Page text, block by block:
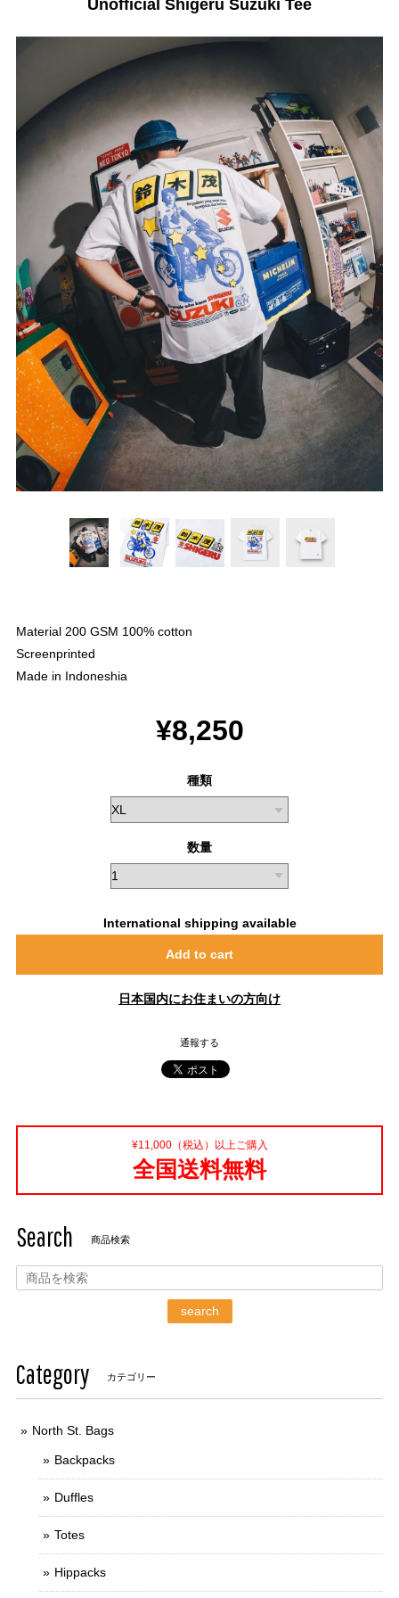
Unofficial Shigeru Suzuki Tee
Material 200 GSM 100% cotton
Screenprinted
Made in Indoneshia
¥8,250
種類
数量
International shipping available
Add to cart
日本国内にお住まいの方向け
通報する
¥11,000（税込）以上ご購入
全国送料無料
Search 商品検索
search
Category カテゴリー
North St. Bags
Backpacks
Duffles
Totes
Hippacks